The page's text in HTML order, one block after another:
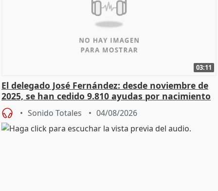
03:11
El delegado José Fernández: desde noviembre de
2025, se han cedido 9.810 ayudas por nacimiento
Sonido Totales 04/08/2026